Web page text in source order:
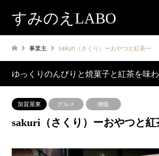
すみのえLABO
事業主 sakuri（さくり）ーおやつと紅茶ー
ゆっくりのんびりと焼菓子と紅茶を味
加賀屋東 グルメ 物販
sakuri（さくり）ーおやつと紅